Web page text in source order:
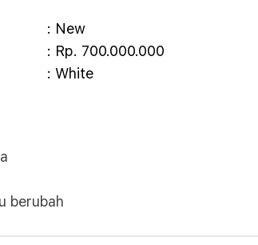
: New
: Rp. 700.000.000
: White
berubah